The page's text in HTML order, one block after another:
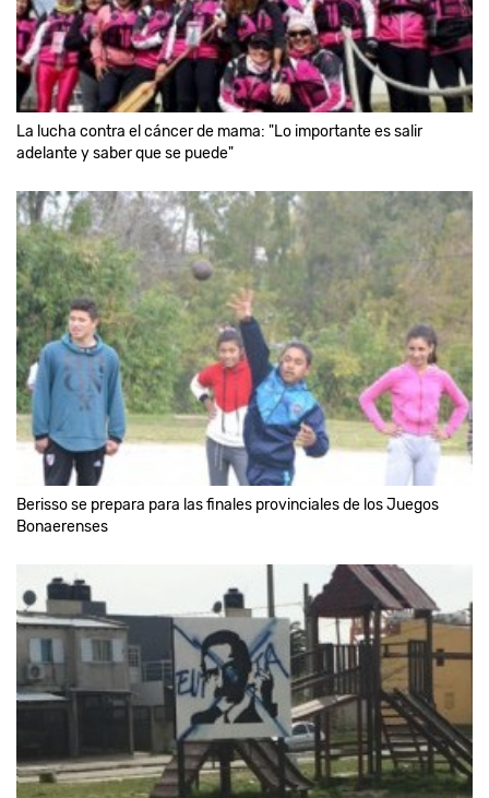
La lucha contra el cáncer de mama: "Lo importante es salir
adelante y saber que se puede"
Berisso se prepara para las finales provinciales de los Juegos
Bonaerenses